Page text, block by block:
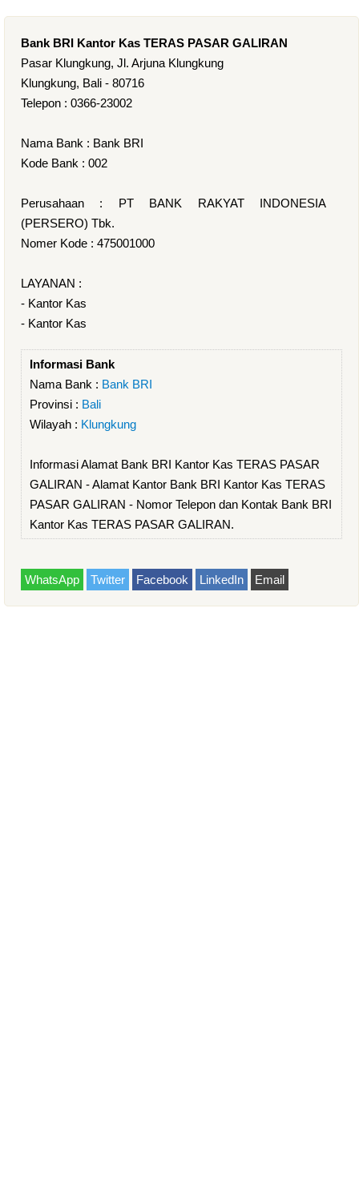
Bank BRI Kantor Kas TERAS PASAR GALIRAN
Pasar Klungkung, Jl. Arjuna Klungkung
Klungkung, Bali - 80716
Telepon : 0366-23002
Nama Bank : Bank BRI
Kode Bank : 002
Perusahaan : PT BANK RAKYAT INDONESIA
(PERSERO) Tbk.
Nomer Kode : 475001000
LAYANAN :
- Kantor Kas
- Kantor Kas
Informasi Bank
Nama Bank : Bank BRI
Provinsi : Bali
Wilayah : Klungkung
Informasi Alamat Bank BRI Kantor Kas TERAS PASAR
GALIRAN - Alamat Kantor Bank BRI Kantor Kas TERAS
PASAR GALIRAN - Nomor Telepon dan Kontak Bank BRI
Kantor Kas TERAS PASAR GALIRAN.
WhatsApp Twitter Facebook LinkedIn Email